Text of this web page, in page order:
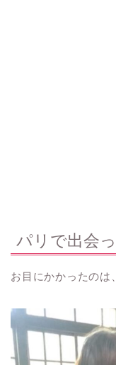
パリで出会
お目にかかったのは